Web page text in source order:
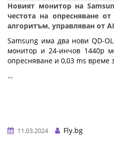
Новият монитор на
честота на опресняване
алгоритъм, управляван от AI
Samsung има два нови QD-
монитор и 24-инчов 1440p
опресняване и 0,03 ms време
…
11.03.2024
Fly.bg